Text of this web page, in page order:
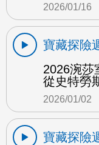
2026/01/16
寶藏探險
2026涴莎
從史特勞
2026/01/02
寶藏探險